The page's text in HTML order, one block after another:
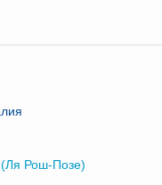
Рош-Позе)